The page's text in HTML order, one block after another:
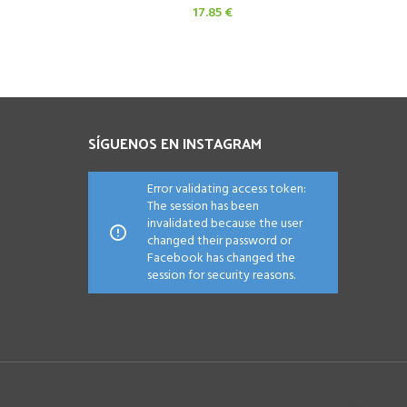
17.85€
SÍGUENOS EN INSTAGRAM
Error validating access token:
The session has been
invalidated because the user
changed their password or
Facebook has changed the
session for security reasons.